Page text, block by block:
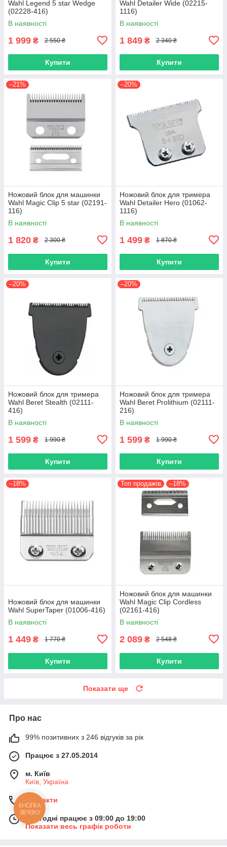
Wahl Legend 5 star Wedge
(02228-416)
В наявності
1 999 ₴ 2 550 ₴
Купити
Wahl Detailer Wide (02215-
1116)
В наявності
1 849 ₴ 2 340 ₴
Купити
–21%
Ножовий блок для машинки
Wahl Magic Clip 5 star (02191-
116)
В наявності
1 820 ₴ 2 300 ₴
Купити
–20%
Ножовий блок для тримера
Wahl Detailer Hero (01062-
1116)
В наявності
1 499 ₴ 1 870 ₴
Купити
–20%
Ножовий блок для тримера
Wahl Вeret Stealth (02111-
416)
В наявності
1 599 ₴ 1 990 ₴
Купити
–20%
Ножовий блок для тримера
Wahl Beret Prolithium (02111-
216)
В наявності
1 599 ₴ 1 990 ₴
Купити
–18%
Ножовий блок для машинки
Wahl SuperTaper (01006-416)
В наявності
1 449 ₴ 1 770 ₴
Купити
Топ продажів –18%
Ножовий блок для машинки
Wahl Magic Clip Cordless
(02161-416)
В наявності
2 089 ₴ 2 548 ₴
Купити
Показати ще
Про нас
99% позитивних з 246 відгуків за рік
Працює з 27.05.2014
м. Київ
Київ, Україна
Контакти
Сьогодні працює з 09:00 до 19:00
Показати весь графік роботи
КНОПКА
ЗВ'ЯЗКУ